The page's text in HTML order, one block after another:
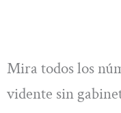
Mira todos los
vidente sin